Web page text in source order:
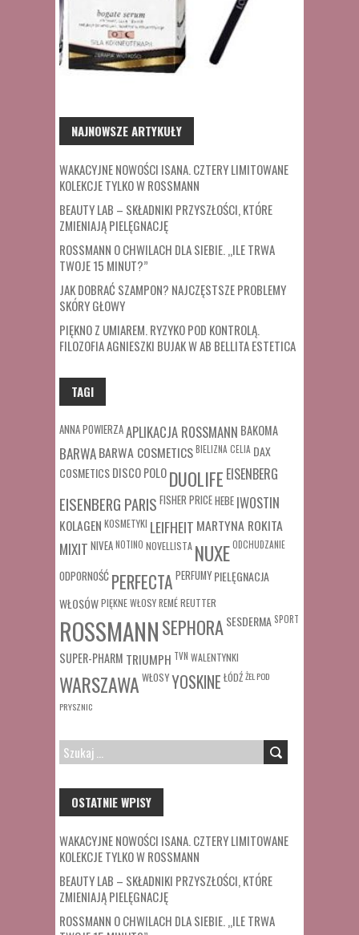
NAJNOWSZE ARTYKUŁY
WAKACYJNE NOWOŚCI ISANA. CZTERY LIMITOWANE
KOLEKCJE TYLKO W ROSSMANN
BEAUTY LAB – SKŁADNIKI PRZYSZŁOŚCI, KTÓRE
ZMIENIAJĄ PIELĘGNACJĘ
ROSSMANN O CHWILACH DLA SIEBIE. „ILE TRWA
TWOJE 15 MINUT?”
JAK DOBRAĆ SZAMPON? NAJCZĘSTSZE PROBLEMY
SKÓRY GŁOWY
PIĘKNO Z UMIAREM. RYZYKO POD KONTROLĄ.
FILOZOFIA AGNIESZKI BUJAK W AB BELLITA ESTETICA
TAGI
ANNA POWIERZAAPLIKACJA ROSSMANN BAKOMA
BARWABARWA COSMETICSBIELIZNA CELIA DAX
COSMETICSDISCO POLODUOLIFE EISENBERG
EISENBERG PARIS FISHER PRICEHEBE IWOSTIN
KOLAGEN KOSMETYKI LEIFHEIT MARTYNA ROKITA
MIXIT NIVEANOTINO NOVELLISTA NUXEODCHUDZANIE
ODPORNOŚĆ PERFECTA PERFUMY PIELĘGNACJA
WŁOSÓWPIĘKNE WŁOSYREMÉREUTTER
ROSSMANNSEPHORASESDERMA SPORT
SUPER-PHARM TRIUMPH TVN WALENTYNKI
WARSZAWA WŁOSYYOSKINE ŁÓDŹŻEL POD
PRYSZNIC
SZUKAJ:
OSTATNIE WPISY
WAKACYJNE NOWOŚCI ISANA. CZTERY LIMITOWANE
KOLEKCJE TYLKO W ROSSMANN
BEAUTY LAB – SKŁADNIKI PRZYSZŁOŚCI, KTÓRE
ZMIENIAJĄ PIELĘGNACJĘ
ROSSMANN O CHWILACH DLA SIEBIE. „ILE TRWA